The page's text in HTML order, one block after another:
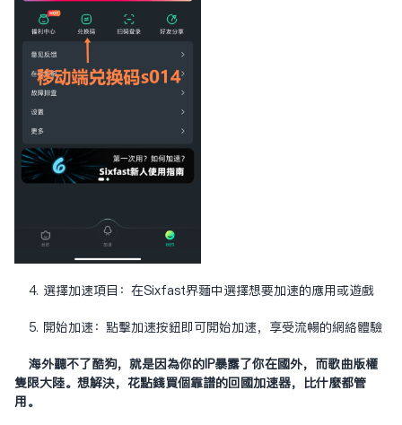
4. 選擇加速項目：在Sixfast界面中選擇想要加速的應用或遊戲
5. 開始加速：點擊加速按鈕即可開始加速，享受流暢的網絡體驗
海外聽不了酷狗，就是因為你的IP暴露了你在國外，而歌曲版權
只限大陸。想解決，花點錢買個靠譜的回國加速器，比什麼都管
用。